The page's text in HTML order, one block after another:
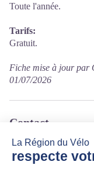
Toute l'année.
Tarifs:
Gratuit.
Fiche mise à jour par
01/07/2026
Contact
Parc Seignobos
07270 Lamastre
Tél. 04 75 06 48 99